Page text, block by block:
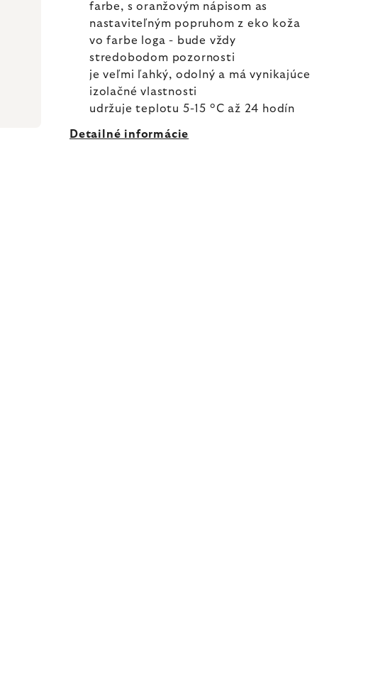
farbe, s oranžovým nápisom as
nastaviteľným popruhom z eko koža
vo farbe loga - bude vždy
stredobodom pozornosti
je veľmi ľahký, odolný a má vynikajúce
izolačné vlastnosti
udržuje teplotu 5-15 °C až 24 hodín
Detailné informácie